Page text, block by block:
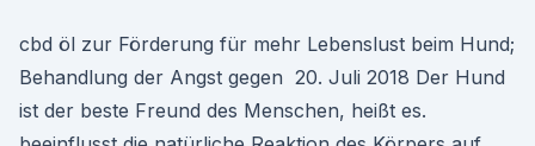
cbd öl zur Förderung für mehr Lebenslust beim Hund;
Behandlung der Angst gegen 20. Juli 2018 Der Hund
ist der beste Freund des Menschen, heißt es.